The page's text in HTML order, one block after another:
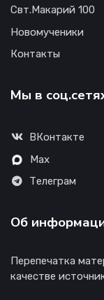
Свт.Макарий 100
Новомученики
Контакты
Мы в
ВКонтакте
Max
Телеграм
Об
Перепечатка
качестве